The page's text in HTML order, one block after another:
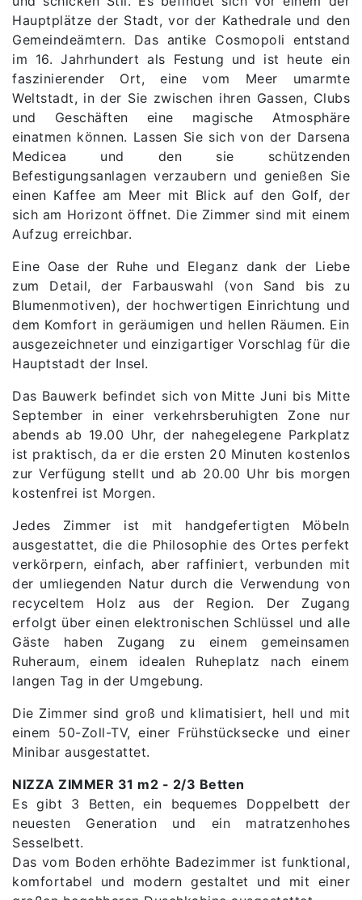
Hauptplätze der Stadt, vor der Kathedrale und den
Gemeindeämtern. Das antike Cosmopoli entstand
im 16. Jahrhundert als Festung und ist heute ein
faszinierender Ort, eine vom Meer umarmte
Weltstadt, in der Sie zwischen ihren Gassen, Clubs
und Geschäften eine magische Atmosphäre
einatmen können. Lassen Sie sich von der Darsena
Medicea und den sie schützenden
Befestigungsanlagen verzaubern und genießen Sie
einen Kaffee am Meer mit Blick auf den Golf, der
sich am Horizont öffnet. Die Zimmer sind mit einem
Aufzug erreichbar.
Eine Oase der Ruhe und Eleganz dank der Liebe
zum Detail, der Farbauswahl (von Sand bis zu
Blumenmotiven), der hochwertigen Einrichtung und
dem Komfort in geräumigen und hellen Räumen. Ein
ausgezeichneter und einzigartiger Vorschlag für die
Hauptstadt der Insel.
Das Bauwerk befindet sich von Mitte Juni bis Mitte
September in einer verkehrsberuhigten Zone nur
abends ab 19.00 Uhr, der nahegelegene Parkplatz
ist praktisch, da er die ersten 20 Minuten kostenlos
zur Verfügung stellt und ab 20.00 Uhr bis morgen
kostenfrei ist Morgen.
Jedes Zimmer ist mit handgefertigten Möbeln
ausgestattet, die die Philosophie des Ortes perfekt
verkörpern, einfach, aber raffiniert, verbunden mit
der umliegenden Natur durch die Verwendung von
recyceltem Holz aus der Region. Der Zugang
erfolgt über einen elektronischen Schlüssel und alle
Gäste haben Zugang zu einem gemeinsamen
Ruheraum, einem idealen Ruheplatz nach einem
langen Tag in der Umgebung.
Die Zimmer sind groß und klimatisiert, hell und mit
einem 50-Zoll-TV, einer Frühstücksecke und einer
Minibar ausgestattet.
NIZZA ZIMMER 31 m2 - 2/3 Betten
Es gibt 3 Betten, ein bequemes Doppelbett der
neuesten Generation und ein matratzenhohes
Sesselbett.
Das vom Boden erhöhte Badezimmer ist funktional,
komfortabel und modern gestaltet und mit einer